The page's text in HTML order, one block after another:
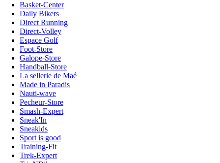
Basket-Center
Daily Bikers
Direct Running
Direct-Volley
Espace Golf
Foot-Store
Galope-Store
Handball-Store
La sellerie de Maé
Made in Paradis
Nauti-wave
Pecheur-Store
Smash-Expert
Sneak'In
Sneakids
Sport is good
Training-Fit
Trek-Expert